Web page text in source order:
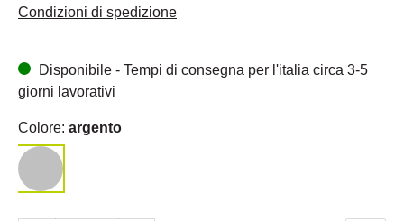
Condizioni di spedizione
Disponibile - Tempi di consegna per l'italia circa 3-5
giorni lavorativi
Colore: argento